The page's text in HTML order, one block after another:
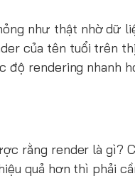
như thật nhờ dữ
của tên tuổi trên
rendering nhanh
rằng render là gì?
quả hơn thì phải